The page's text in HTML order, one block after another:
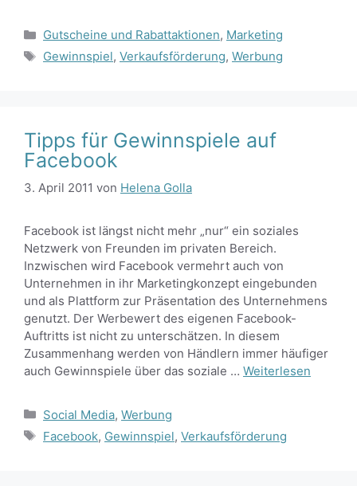
Kategorien
Gutscheine und Rabattaktionen, Marketing
Schlagwörter
Gewinnspiel, Verkaufsförderung, Werbung
Tipps für Gewinnspiele auf
Facebook
3. April 2011 von Helena Golla
Facebook ist längst nicht mehr „nur“ ein soziales
Netzwerk von Freunden im privaten Bereich.
Inzwischen wird Facebook vermehrt auch von
Unternehmen in ihr Marketingkonzept eingebunden
und als Plattform zur Präsentation des Unternehmens
genutzt. Der Werbewert des eigenen Facebook-
Auftritts ist nicht zu unterschätzen. In diesem
Zusammenhang werden von Händlern immer häufiger
auch Gewinnspiele über das soziale … Weiterlesen
Kategorien
Social Media, Werbung
Schlagwörter
Facebook, Gewinnspiel, Verkaufsförderung